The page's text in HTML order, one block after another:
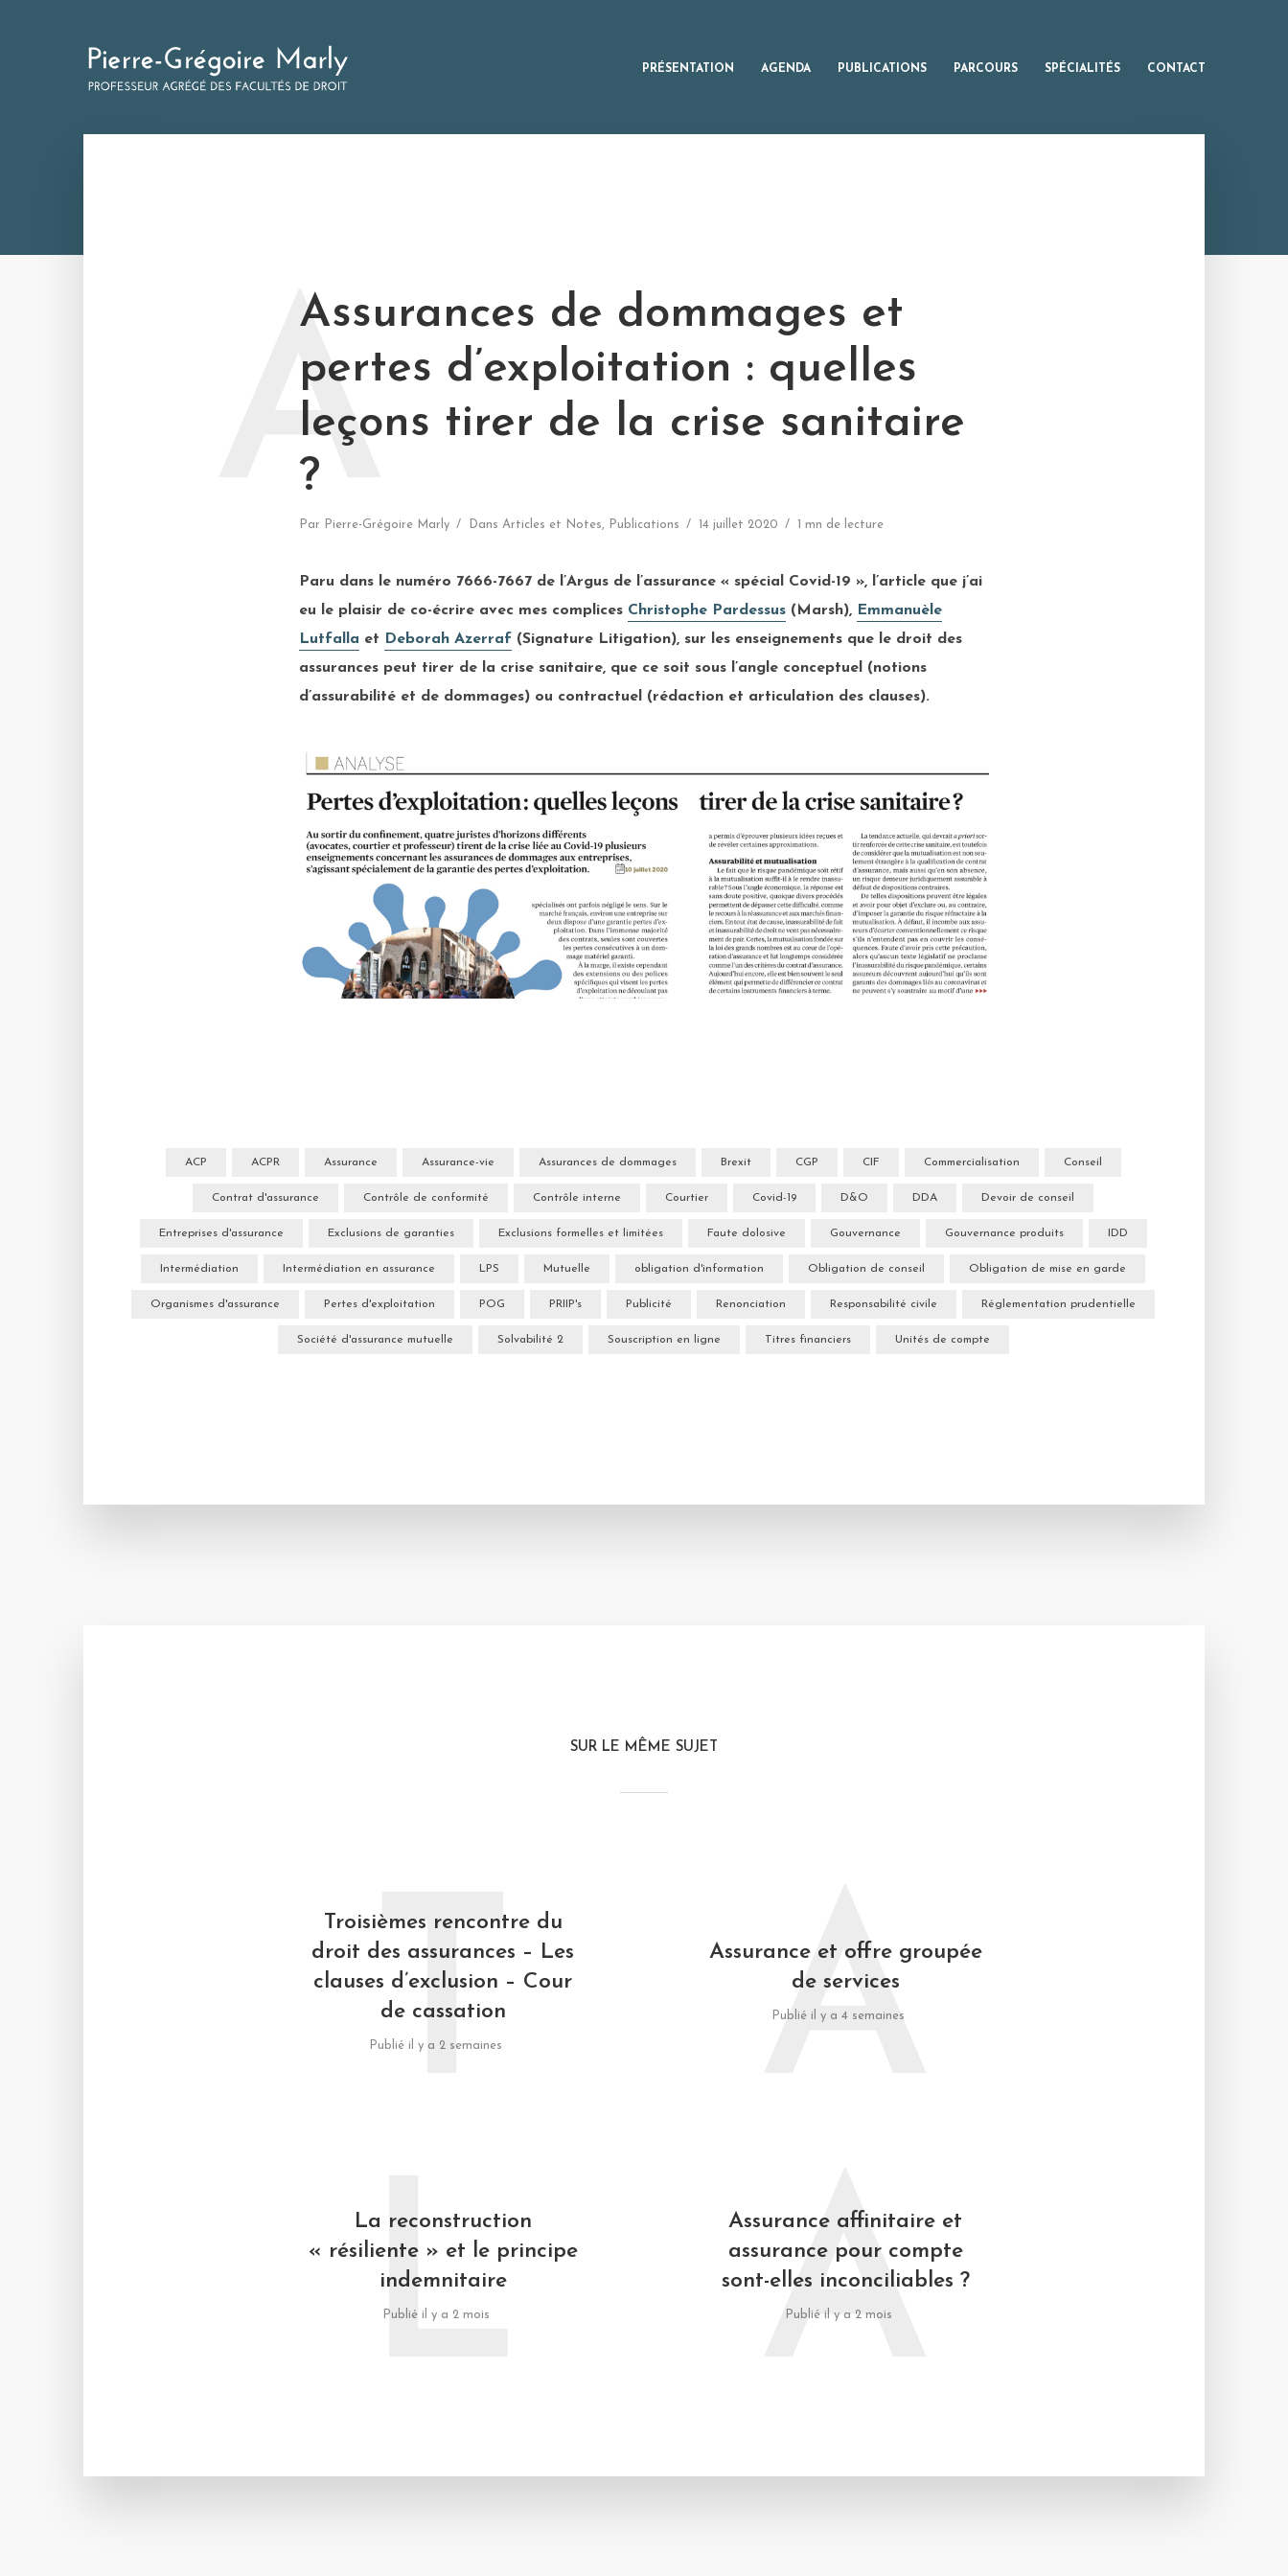
PRÉSENTATION AGENDA PUBLICATIONS PARCOURS SPÉCIALITÉS CONTACT
Assurances de dommages et
pertes d’exploitation : quelles
leçons tirer de la crise sanitaire
?
Par Pierre-Grégoire Marly Dans Articles et Notes, Publications 14 juillet 2020 1 mn de lecture
A
Paru dans le numéro 7666-7667 de l’Argus de l’assurance « spécial Covid-19 », l’article que j’ai
eu le plaisir de co-écrire avec mes complices Christophe Pardessus (Marsh), Emmanuèle
Lutfalla et Deborah Azerraf (Signature Litigation), sur les enseignements que le droit des
assurances peut tirer de la crise sanitaire, que ce soit sous l’angle conceptuel (notions
d’assurabilité et de dommages) ou contractuel (rédaction et articulation des clauses).
ACP ACPR Assurance Assurance-vie Assurances de dommages Brexit CGP CIF Commercialisation Conseil
Contrat d'assurance Contrôle de conformité Contrôle interne Courtier Covid-19 D&O DDA Devoir de conseil
Entreprises d'assurance Exclusions de garanties Exclusions formelles et limitées Faute dolosive Gouvernance Gouvernance produits IDD
Intermédiation Intermédiation en assurance LPS Mutuelle obligation d'information Obligation de conseil Obligation de mise en garde
Organismes d'assurance Pertes d'exploitation POG PRIIP's Publicité Renonciation Responsabilité civile Réglementation prudentielle
Société d'assurance mutuelle Solvabilité 2 Souscription en ligne Titres financiers Unités de compte
SUR LE MÊME SUJET
Troisièmes rencontre du
droit des assurances – Les
clauses d’exclusion – Cour
de cassation
Publié il y a 2 semaines
T
Assurance et offre groupée
de services
Publié il y a 4 semaines
A
La reconstruction
« résiliente » et le principe
indemnitaire
Publié il y a 2 mois
L
Assurance affinitaire et
assurance pour compte
sont-elles inconciliables ?
Publié il y a 2 mois
A